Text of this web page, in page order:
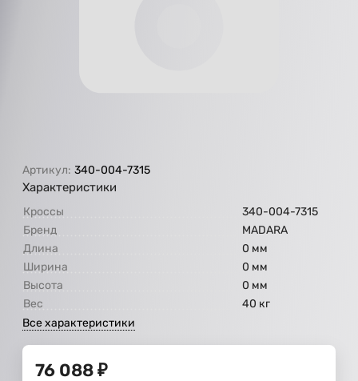
Артикул: 340-004-7315
Характеристики
Кроссы
340-004-7315
Бренд
МАDARA
Длина
0 мм
Ширина
0 мм
Высота
0 мм
Вес
40 кг
Все характеристики
76 088 ₽